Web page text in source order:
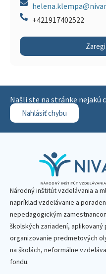
+421917402522
Našli ste na stránke nejakú
Nahlásiť chybu
Národný inštitút vzdelávania a
napríklad vzdelávanie a
nepedagogickým
školských zariadení,
organizovanie predmetových
na školách, neformálne
fondu.